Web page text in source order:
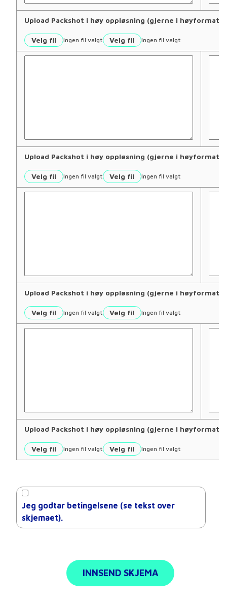
Upload Packshot i høy oppløsning (gjerne i høyformat
Velg fil Ingen fil valgt Velg fil Ingen fil valgt
Upload Packshot i høy oppløsning (gjerne i høyformat
Velg fil Ingen fil valgt Velg fil Ingen fil valgt
Upload Packshot i høy oppløsning (gjerne i høyformat
Velg fil Ingen fil valgt Velg fil Ingen fil valgt
Upload Packshot i høy oppløsning (gjerne i høyformat
Velg fil Ingen fil valgt Velg fil Ingen fil valgt
Jeg godtar betingelsene (se tekst over
skjemaet).